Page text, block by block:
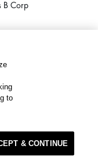
B Corp
to
& CONTINUE